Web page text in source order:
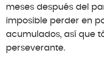
meses después del
imposible perder en
acumulados, así que
perseverante.